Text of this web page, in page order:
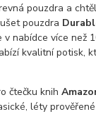
pouzdra a
pouzdra
v nabídce více než
kvalitní potisk,
čtečku knih
léty